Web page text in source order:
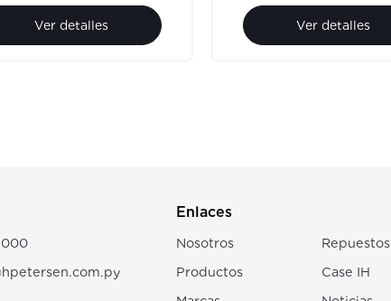
Ver detalles Ver detalles
Enlaces
Nosotros
Productos
Repuestos
Case IH